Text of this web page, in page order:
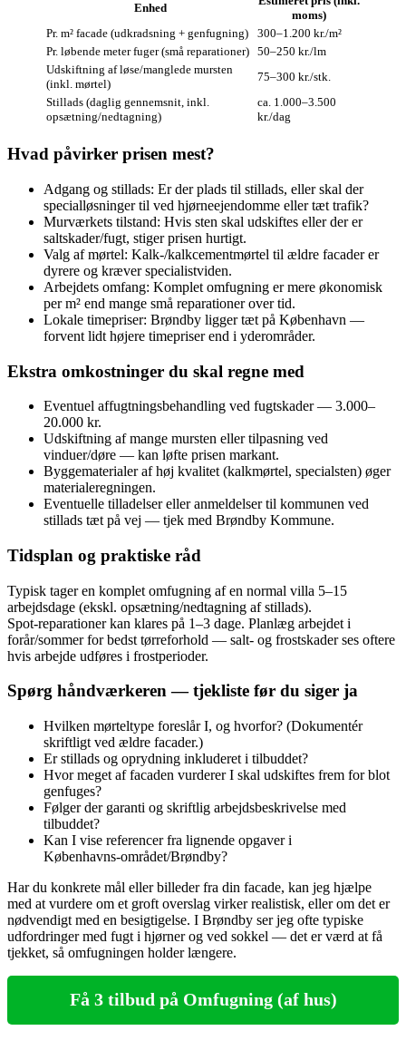
Enhed
moms)
Pr. m² facade (udkradsning + genfugning)
300–1.200 kr./m²
Pr. løbende meter fuger (små reparationer) 50–250 kr./lm
Udskiftning af løse/manglede mursten
(inkl. mørtel)
75–300 kr./stk.
Stillads (daglig gennemsnit, inkl.
opsætning/nedtagning)
ca. 1.000–3.500
kr./dag
Hvad påvirker prisen mest?
Adgang og stillads: Er der plads til stillads, eller skal der
specialløsninger til ved hjørneejendomme eller tæt trafik?
Murværkets tilstand: Hvis sten skal udskiftes eller der er
saltskader/fugt, stiger prisen hurtigt.
Valg af mørtel: Kalk-/kalkcementmørtel til ældre facader er
dyrere og kræver specialistviden.
Arbejdets omfang: Komplet omfugning er mere økonomisk
per m² end mange små reparationer over tid.
Lokale timepriser: Brøndby ligger tæt på København —
forvent lidt højere timepriser end i yderområder.
Ekstra omkostninger du skal regne med
Eventuel affugtningsbehandling ved fugtskader — 3.000–
20.000 kr.
Udskiftning af mange mursten eller tilpasning ved
vinduer/døre — kan løfte prisen markant.
Byggematerialer af høj kvalitet (kalkmørtel, specialsten) øger
materialeregningen.
Eventuelle tilladelser eller anmeldelser til kommunen ved
stillads tæt på vej — tjek med Brøndby Kommune.
Tidsplan og praktiske råd
Typisk tager en komplet omfugning af en normal villa 5–15
arbejdsdage (ekskl. opsætning/nedtagning af stillads).
Spot‑reparationer kan klares på 1–3 dage. Planlæg arbejdet i
forår/sommer for bedst tørreforhold — salt‑ og frostskader ses oftere
hvis arbejde udføres i frostperioder.
Spørg håndværkeren — tjekliste før du siger ja
Hvilken mørteltype foreslår I, og hvorfor? (Dokumentér
skriftligt ved ældre facader.)
Er stillads og oprydning inkluderet i tilbuddet?
Hvor meget af facaden vurderer I skal udskiftes frem for blot
genfuges?
Følger der garanti og skriftlig arbejdsbeskrivelse med
tilbuddet?
Kan I vise referencer fra lignende opgaver i
Københavns‑området/Brøndby?
Har du konkrete mål eller billeder fra din facade, kan jeg hjælpe
med at vurdere om et groft overslag virker realistisk, eller om det er
nødvendigt med en besigtigelse. I Brøndby ser jeg ofte typiske
udfordringer med fugt i hjørner og ved sokkel — det er værd at få
tjekket, så omfugningen holder længere.
Få 3 tilbud på Omfugning (af hus)